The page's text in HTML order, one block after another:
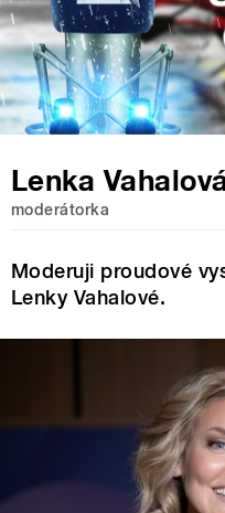
Lenka
moderátorka
Moderuji proudové
Lenky Vahalové.